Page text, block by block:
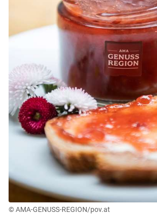
Skip to main content
© AMA-GENUSS-REGION/pov.at